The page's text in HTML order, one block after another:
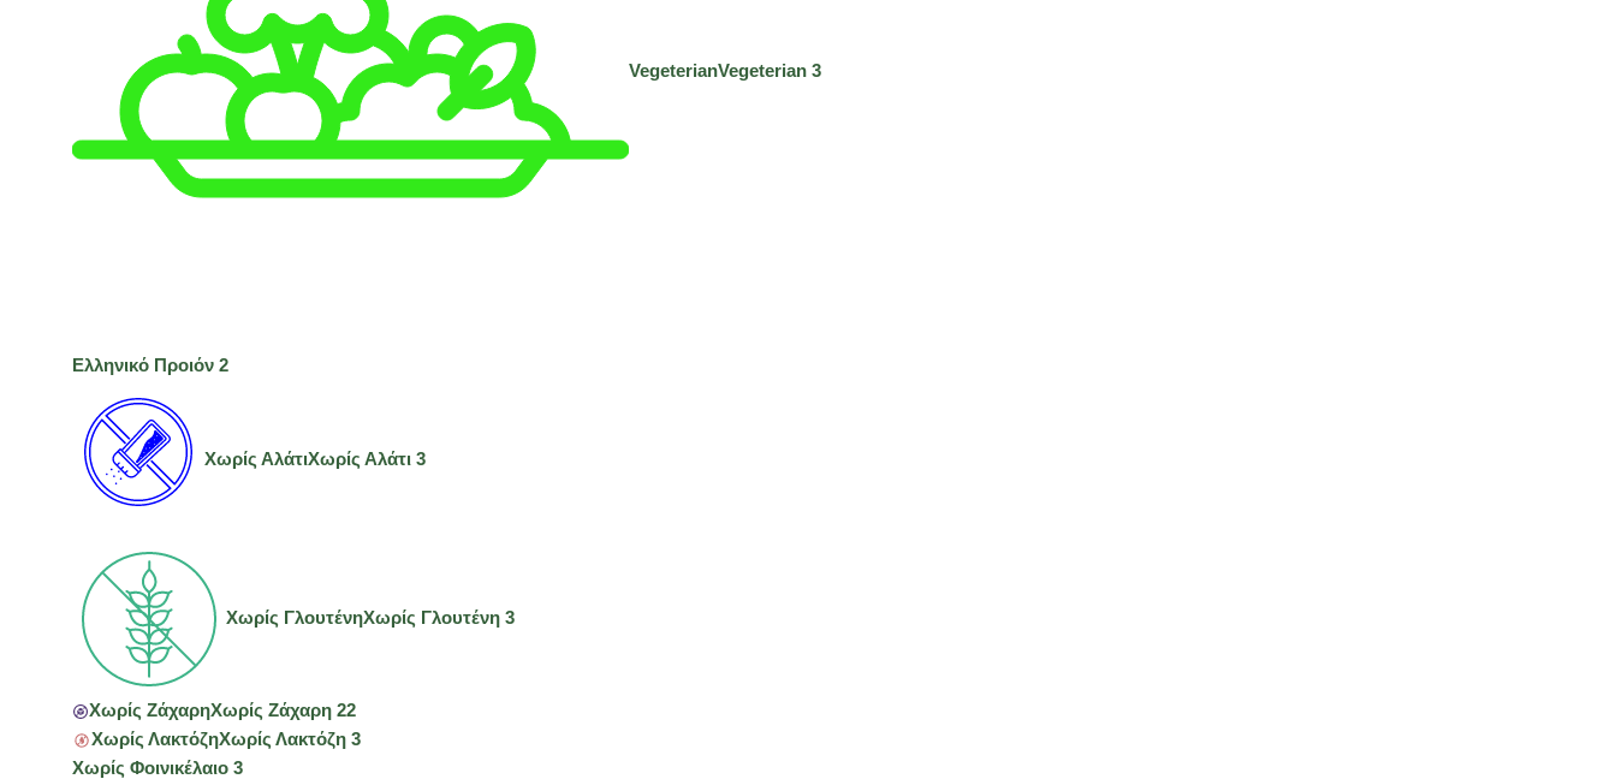
VegeterianVegeterian 3
Ελληνικό Προιόν 2
Χωρίς ΑλάτιΧωρίς Αλάτι 3
Χωρίς ΓλουτένηΧωρίς Γλουτένη 3
Χωρίς ΖάχαρηΧωρίς Ζάχαρη 22
Χωρίς ΛακτόζηΧωρίς Λακτόζη 3
Χωρίς Φοινικέλαιο 3